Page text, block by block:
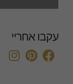
עקבו אחריי